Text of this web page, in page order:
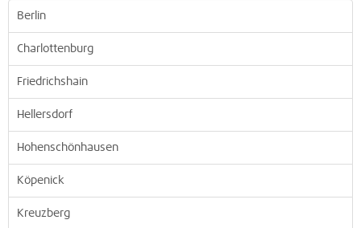
Berlin
Charlottenburg
Friedrichshain
Hellersdorf
Hohenschönhausen
Köpenick
Kreuzberg